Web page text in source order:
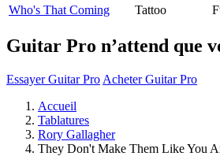
Who's That Coming
Tattoo
Guitar Pro n’attend que
Essayer Guitar Pro Acheter Guitar Pro
Accueil
Tablatures
Rory Gallagher
They Don't Make Them Like You